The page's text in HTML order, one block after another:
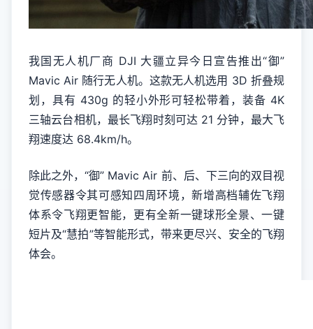
我国无人机厂商 DJI 大疆立异今日宣告推出“御”
Mavic Air 随行无人机。这款无人机选用 3D 折叠规
划，具有 430g 的轻小外形可轻松带着，装备 4K
三轴云台相机，最长飞翔时刻可达 21 分钟，最大飞
翔速度达 68.4km/h。
除此之外，“御” Mavic Air 前、后、下三向的双目视
觉传感器令其可感知四周环境，新增高档辅佐飞翔
体系令飞翔更智能，更有全新一键球形全景、一键
短片及“慧拍”等智能形式，带来更尽兴、安全的飞翔
体会。